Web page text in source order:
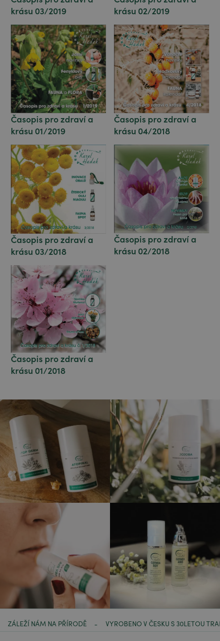
krásu 03/2019
krásu 02/2019
Časopis pro zdraví a
krásu 01/2019
Časopis pro zdraví a
krásu 04/2018
Časopis pro zdraví a
krásu 03/2018
Časopis pro zdraví a
krásu 02/2018
Časopis pro zdraví a
krásu 01/2018
ZÁLEŽÍ NÁM NA PŘÍRODĚ - VYROBENO V ČESKU S 30LETOU